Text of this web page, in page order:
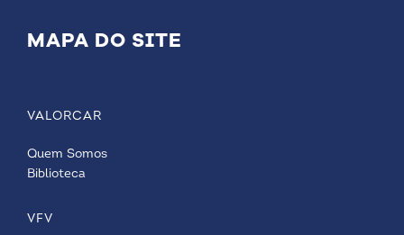
MAPA DO SITE
VALORCAR
Quem Somos
Biblioteca
VFV